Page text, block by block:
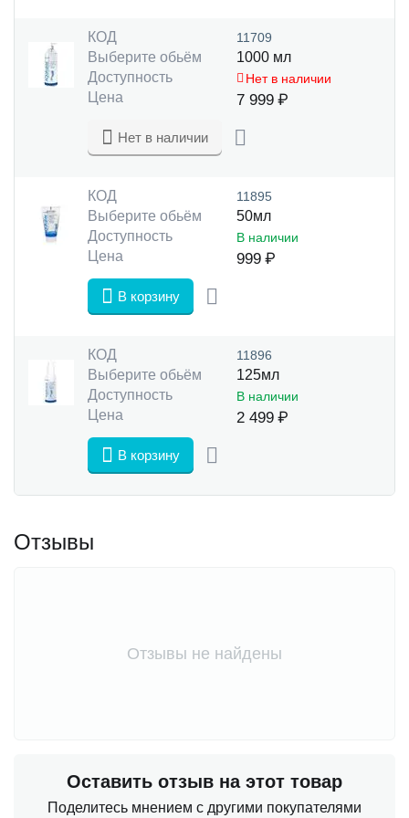
КОД 11709
Выберите обьём
1000 мл
Доступность
Нет в наличии
Цена 7 999 ₽
Нет в наличии
КОД 11895
Выберите обьём
50мл
Доступность
В наличии
Цена 999 ₽
В корзину
КОД 11896
Выберите обьём
125мл
Доступность
В наличии
Цена 2 499 ₽
В корзину
Отзывы
Отзывы не найдены
Оставить отзыв на этот товар
Поделитесь мнением с другими покупателями